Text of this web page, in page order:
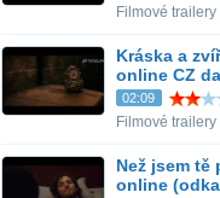
Filmové
Kráska a
online CZ
02:09
Filmové
Než jsem tě
online